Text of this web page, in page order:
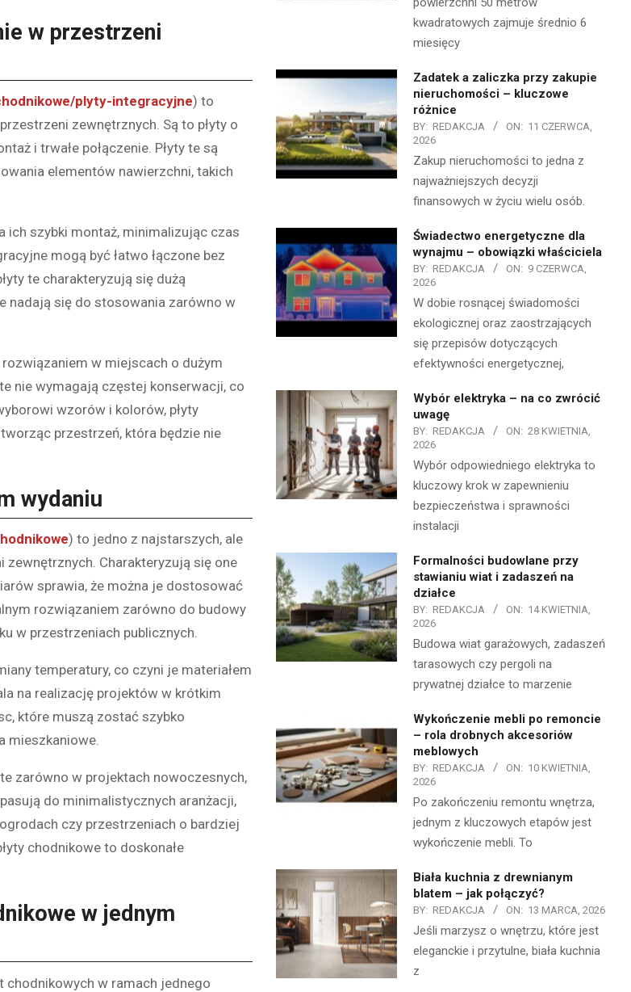
w przestrzeni
plyty-integracyjne) to
zewnętrznych. Są to płyty o
i trwałe połączenie. Płyty te są
elementów nawierzchni, takich
ich szybki montaż, minimalizując czas
mogą być łatwo łączone bez
te charakteryzują się dużą
nadają się do stosowania zarówno w
rozwiązaniem w miejscach o dużym
nie wymagają częstej konserwacji, co
wzorów i kolorów, płyty
przestrzeń, która będzie nie
wydaniu
) to jedno z najstarszych, ale
Charakteryzują się one
sprawia, że można je dostosować
rozwiązaniem zarówno do budowy
w przestrzeniach publicznych.
temperatury, co czyni je materiałem
na realizację projektów w krótkim
które muszą zostać szybko
mieszkaniowe.
zarówno w projektach nowoczesnych,
do minimalistycznych aranżacji,
czy przestrzeniach o bardziej
chodnikowe to doskonałe
w jednym
chodnikowych w ramach jednego
kwadratowych zajmuje średnio 6
miesięcy
Zadatek a zaliczka przy zakupie
nieruchomości – kluczowe
różnice
BY: REDAKCJA ON: 11 CZERWCA,
2026
Zakup nieruchomości to jedna z
najważniejszych decyzji
finansowych w życiu wielu osób.
Świadectwo energetyczne dla
wynajmu – obowiązki właściciela
BY: REDAKCJA ON: 9 CZERWCA,
2026
W dobie rosnącej świadomości
ekologicznej oraz zaostrzających
się przepisów dotyczących
efektywności energetycznej,
Wybór elektryka – na co zwrócić
uwagę
BY: REDAKCJA ON: 28 KWIETNIA,
2026
Wybór odpowiedniego elektryka to
kluczowy krok w zapewnieniu
bezpieczeństwa i sprawności
instalacji
Formalności budowlane przy
stawianiu wiat i zadaszeń na
działce
BY: REDAKCJA ON: 14 KWIETNIA,
2026
Budowa wiat garażowych, zadaszeń
tarasowych czy pergoli na
prywatnej działce to marzenie
Wykończenie mebli po remoncie
– rola drobnych akcesoriów
meblowych
BY: REDAKCJA ON: 10 KWIETNIA,
2026
Po zakończeniu remontu wnętrza,
jednym z kluczowych etapów jest
wykończenie mebli. To
Biała kuchnia z drewnianym
blatem – jak połączyć?
BY: REDAKCJA ON: 13 MARCA, 2026
Jeśli marzysz o wnętrzu, które jest
eleganckie i przytulne, biała kuchnia
z